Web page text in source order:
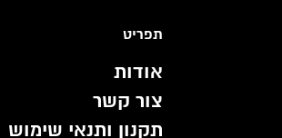
תפריט
אודות
צור קשר
תקנון ותנאי שימוש